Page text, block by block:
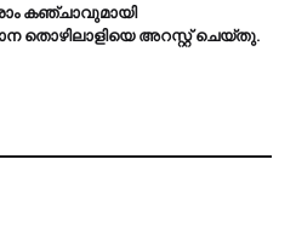
കഞ്ചാവുമായി
തൊഴിലാളിയെ അറസ്റ്റ് ചെയ്തു.